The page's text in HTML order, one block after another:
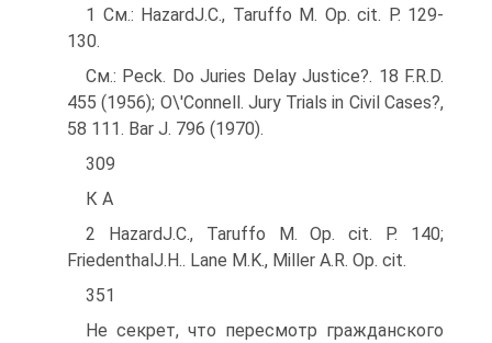
1 См.: HazardJ.C., Taruffo М. Op. cit. Р. 129-
130.
См.: Peck. Do Juries Delay Justice?. 18 F.R.D.
455 (1956); O\'Connell. Jury Trials in Civil Cases?,
58 111. Bar J. 796 (1970).
309
К A
2 HazardJ.C., Taruffo M. Op. cit. P. 140;
FriedenthalJ.H.. Lane M.K., Miller A.R. Op. cit.
351
Не секрет, что пересмотр гражданского